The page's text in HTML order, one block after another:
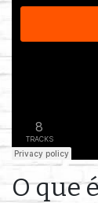
O que